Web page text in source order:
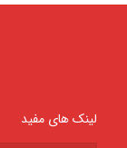
لینک های مفید